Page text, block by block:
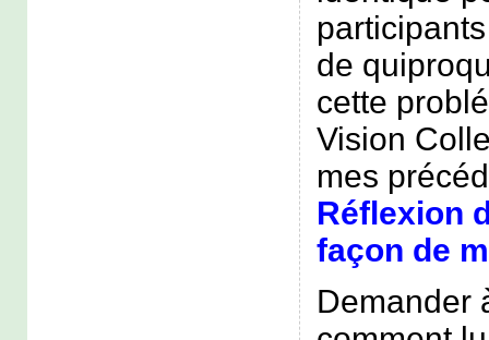
participants
de
cette
Vision
mes
Réflexion
façon de
Demander